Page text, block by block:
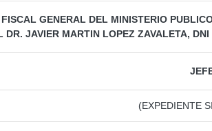
GENERAL DEL MINISTERIO
DR. JAVIER MARTIN LOPEZ ZAVALETA,
(EXPEDIENTE